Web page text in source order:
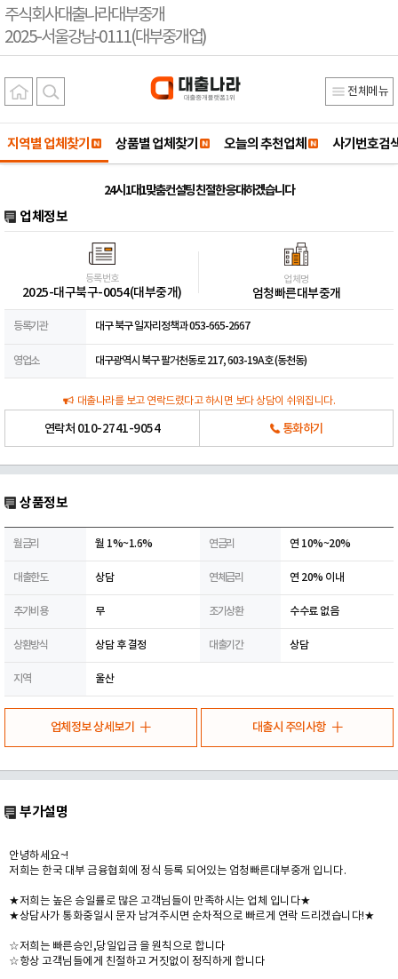
주식회사대출나라대부중개
2025-서울강남-0111(대부중개업)
전체메뉴
지역별 업체찾기 상품별 업체찾기 오늘의 추천업체 사기번호검
24시 1대1맞춤컨설팅 친절한 응대하겠습니다
업체정보
등록번호
2025-대구북구-0054(대부중개)
업체명
엄청빠른대부중개
등록기관 대구 북구 일자리정책과 053-665-2667
영업소 대구광역시 북구 팔거천동로 217, 603-19A호 (동천동)
대출나라를 보고 연락드렸다고 하시면 보다 상담이 쉬워집니다.
연락처 010-2741-9054 통화하기
상품정보
월금리 월 1%~1.6% 연금리 연 10%~20%
대출한도 상담 연체금리 연 20% 이내
추가비용 무 조기상환 수수료 없음
상환방식 상담 후 결정 대출기간 상담
지역 울산
업체정보 상세보기 대출시 주의사항
부가설명
안녕하세요~!
저희는 한국 대부 금융협회에 정식 등록 되어있는 엄청빠른대부중개 입니다.
★저희는 높은 승일률로 많은 고객님들이 만족하시는 업체 입니다★
★상담사가 통화중일시 문자 남겨주시면 순차적으로 빠르게 연락 드리겠습니다!★
☆저희는 빠른승인,당일입금 을 원칙으로 합니다
☆항상 고객님들에게 친절하고 거짓없이 정직하게 합니다